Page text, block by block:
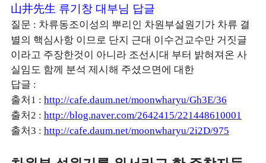
山井先生 류기창 대부님 답글
질문 : 차류동조이성의 뿌리인 차원부설원기가 차류 결
별의 핵심사항 이므로 단지 근대 이수건교수만 거짓글
이라고 주장한것이 아니라 조선시대 부터 밝혀져온 사
실임도 함께 분석 제시해 주셨으면에 대한
답글 :
출처1 : http://cafe.daum.net/moonwharyu/Gh3E/36
출처2 : http://blog.naver.com/2642415/221448610001
출처3 : http://cafe.daum.net/moonwharyu/2i2D/975